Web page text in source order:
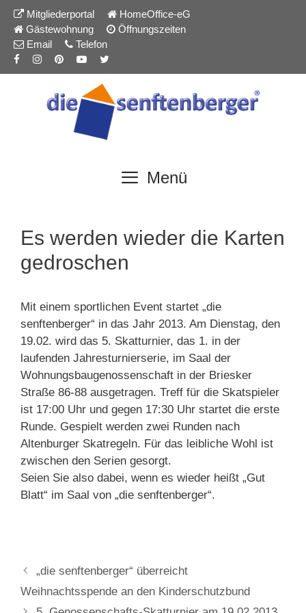
springen
Zum
Inhalt
springen
Mitgliederportal
HomeOffice-eG
Gästewohnung
Öffnungszeiten
Email
Telefon
Menü
Es werden wieder die Karten
gedroschen
Mit einem sportlichen Event startet „die
senftenberger“ in das Jahr 2013. Am Dienstag, den
19.02. wird das 5. Skatturnier, das 1. in der
laufenden Jahresturnierserie, im Saal der
Wohnungsbaugenossenschaft in der Briesker
Straße 86-88 ausgetragen. Treff für die Skatspieler
ist 17:00 Uhr und gegen 17:30 Uhr startet die erste
Runde. Gespielt werden zwei Runden nach
Altenburger Skatregeln. Für das leibliche Wohl ist
zwischen den Serien gesorgt.
Seien Sie also dabei, wenn es wieder heißt „Gut
Blatt“ im Saal von „die senftenberger“.
„die senftenberger“ überreicht
Weihnachtsspende an den Kinderschutzbund